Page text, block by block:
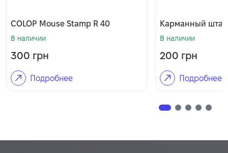
COLOP Mouse Stamp R 40
В наличии
300 грн
Подробнее
Карманный
В наличии
200 грн
Подробнее